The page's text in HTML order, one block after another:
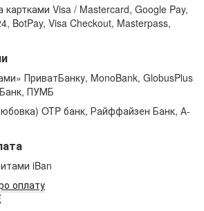
картками Visa / Mastercard, Google Pay,
BotPay, Visa Checkout, Masterpass,
ПриватБанку, MonoBank, GlobusPlus
ПУМБ
OTP банк, Райффайзен Банк, А-
iBan
оплату